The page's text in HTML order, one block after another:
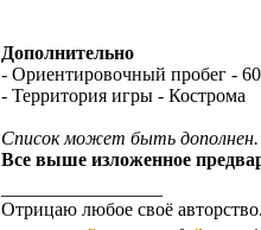
Дополнительно
- Ориентировочный пробег -
- Территория игры - Кострома
Список может быть дополнен.
Все выше изложенное
Отрицаю любое своё авторство.